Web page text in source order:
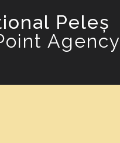
Peleș
Agency